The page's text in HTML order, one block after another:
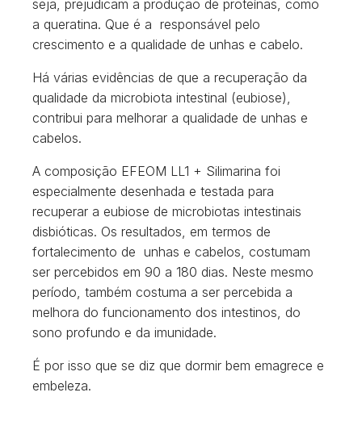
seja, prejudicam a produção de proteínas, como
a queratina. Que é a responsável pelo
crescimento e a qualidade de unhas e cabelo.
Há várias evidências de que a recuperação da
qualidade da microbiota intestinal (eubiose),
contribui para melhorar a qualidade de unhas e
cabelos.
A composição EFEOM LL1 + Silimarina foi
especialmente desenhada e testada para
recuperar a eubiose de microbiotas intestinais
disbióticas. Os resultados, em termos de
fortalecimento de unhas e cabelos, costumam
ser percebidos em 90 a 180 dias. Neste mesmo
período, também costuma a ser percebida a
melhora do funcionamento dos intestinos, do
sono profundo e da imunidade.
É por isso que se diz que dormir bem emagrece e
embeleza.